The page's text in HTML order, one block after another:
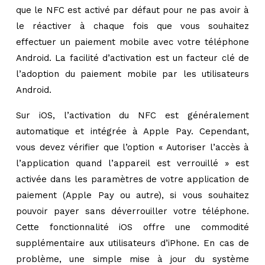
que le NFC est activé par défaut pour ne pas avoir à
le réactiver à chaque fois que vous souhaitez
effectuer un paiement mobile avec votre téléphone
Android. La facilité d’activation est un facteur clé de
l’adoption du paiement mobile par les utilisateurs
Android.
Sur iOS, l’activation du NFC est généralement
automatique et intégrée à Apple Pay. Cependant,
vous devez vérifier que l’option « Autoriser l’accès à
l’application quand l’appareil est verrouillé » est
activée dans les paramètres de votre application de
paiement (Apple Pay ou autre), si vous souhaitez
pouvoir payer sans déverrouiller votre téléphone.
Cette fonctionnalité iOS offre une commodité
supplémentaire aux utilisateurs d’iPhone. En cas de
problème, une simple mise à jour du système